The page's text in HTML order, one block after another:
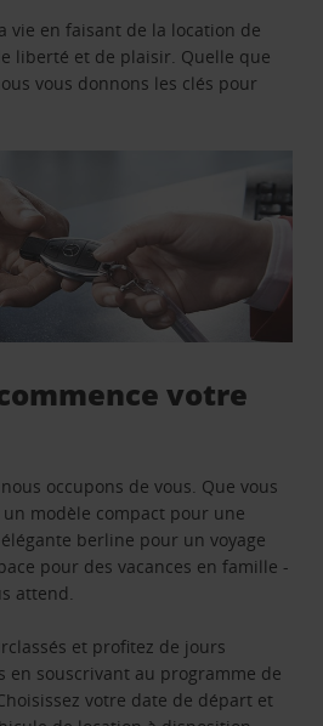
vie en faisant de la location de
liberté et de plaisir. Quelle que
vous donnons les clés pour
votre
occupons de vous. Que vous
modèle compact pour une
berline pour un voyage
pour des vacances en famille -
attend.
et profitez de jours
en souscrivant au programme de
votre date de départ et